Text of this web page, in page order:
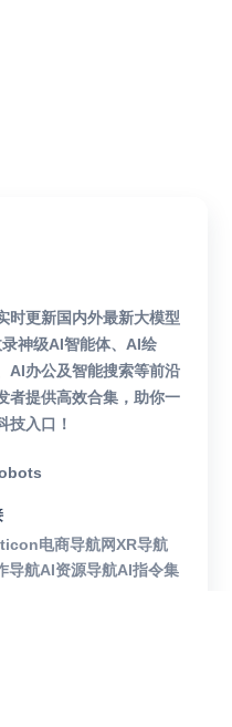
时更新国内外最新大模型
神级AI智能体、AI绘
AI办公及智能搜索等前沿
者提供高效合集，助你一
技入口！
电商导航网XR导航
导航AI资源导航AI指令集